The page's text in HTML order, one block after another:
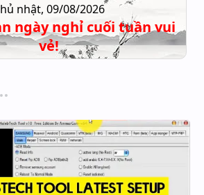
nhật, 09/08/2026
ngày nghỉ cuối tuần vui
vẻ!